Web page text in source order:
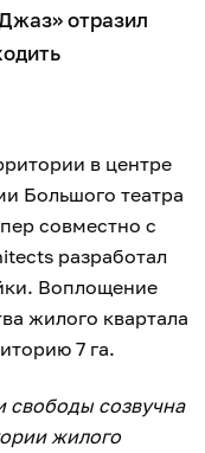
отразил
в центре
Большого театра
совместно с
разработал
Воплощение
жилого квартала
7 га.
созвучна
жилого